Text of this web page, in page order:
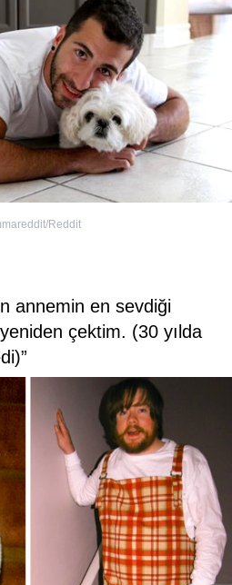
Reddit
annemin en sevdiği
çektim. (30 yılda